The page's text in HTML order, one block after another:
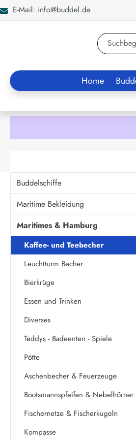
Zur Suche springen
E-Mail: info@buddel.de
Home
Buddelschiffe
Maritime Bekleidung
Maritimes & Hamburg
Kaffee- und Teebecher
Leuchtturm Becher
Bierkrüge
Essen und Trinken
Diverses
Teddys - Badeenten - Spiele
Pötte
Aschenbecher & Feuerzeuge
Bootsmannspfeifen & Nebelhörner
Fischernetze & Fischerkugeln
Kompasse